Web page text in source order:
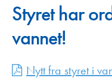
Styret har
vannet!
Nytt fra styret i